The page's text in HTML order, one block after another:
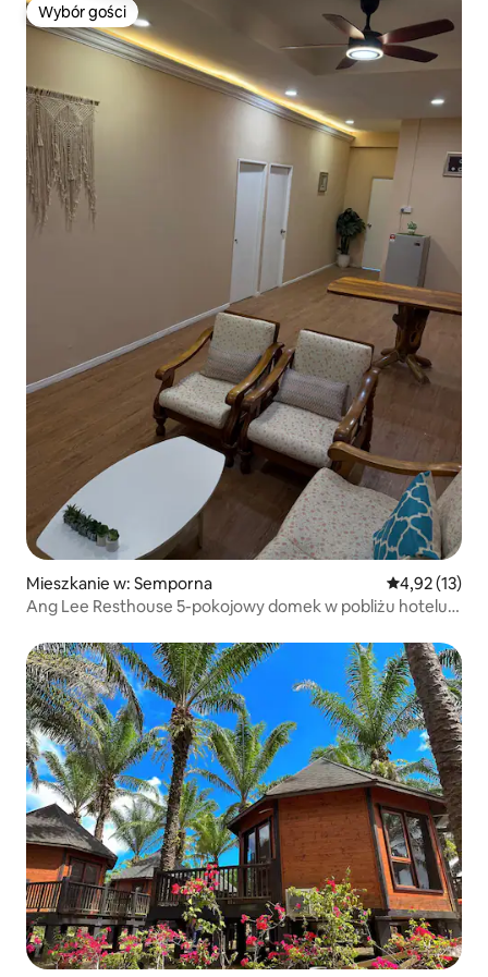
Wybór gości
Wybór gości
Mieszkanie w: Semporna Średnia
4,92 (13)
Ang Lee Resthouse 5-pokojowy domek w pobliżu hotelu
turystycznego 600 m